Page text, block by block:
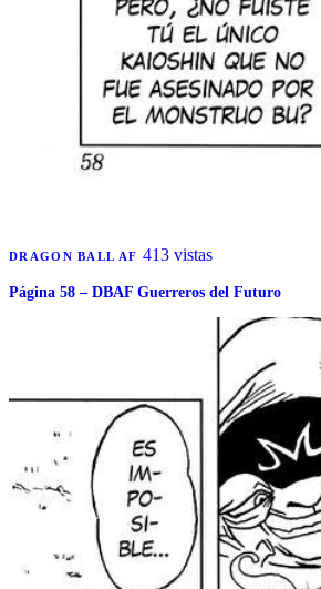
DRAGON BALL AF 413 vistas
Página 58 – DBAF Guerreros del Futuro